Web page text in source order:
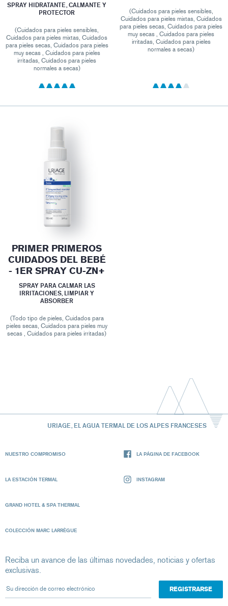
SPRAY HIDRATANTE, CALMANTE Y
PROTECTOR
(Cuidados para pieles sensibles,
Cuidados para pieles mixtas, Cuidados
para pieles secas, Cuidados para pieles
muy secas , Cuidados para pieles
irritadas, Cuidados para pieles
normales a secas)
(Cuidados para pieles sensibles,
Cuidados para pieles mixtas, Cuidados
para pieles secas, Cuidados para pieles
muy secas , Cuidados para pieles
irritadas, Cuidados para pieles
normales a secas)
PRIMER PRIMEROS
CUIDADOS DEL BEBÉ
- 1ER SPRAY CU-ZN+
SPRAY PARA CALMAR LAS
IRRITACIONES, LIMPIAR Y
ABSORBER
(Todo tipo de pieles, Cuidados para
pieles secas, Cuidados para pieles muy
secas , Cuidados para pieles irritadas)
URIAGE, EL AGUA TERMAL DE LOS ALPES FRANCESES
NUESTRO COMPROMISO
LA ESTACIÓN TERMAL
GRAND HOTEL & SPA THERMAL
COLECCIÓN MARC LARRÈGUE
LA PÁGINA DE FACEBOOK
INSTAGRAM
Reciba un avance de las últimas novedades, noticias y ofertas
exclusivas.
Su dirección de correo electrónico